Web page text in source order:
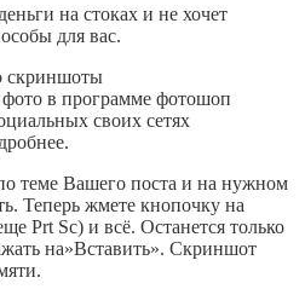
на стоках и не хочет
для вас.
скриншоты
фото в программе фотошоп
своих сетях
теме Вашего поста и на нужном
Теперь жмете кнопочку на
Prt Sc) и всё. Останется только
на»Вставить». Скриншот